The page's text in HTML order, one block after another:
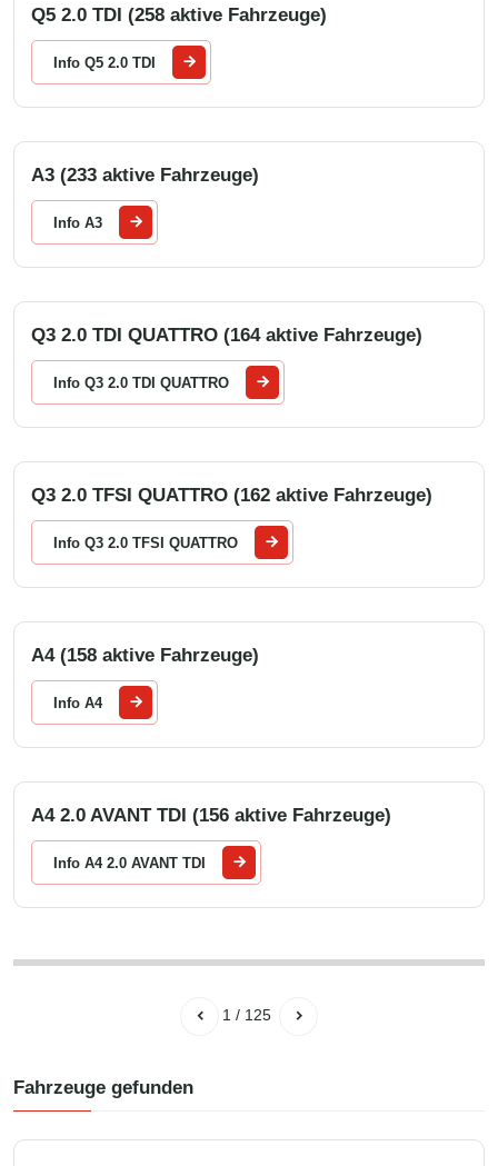
Q5 2.0 TDI (258 aktive Fahrzeuge)
Info Q5 2.0 TDI
A3 (233 aktive Fahrzeuge)
Info A3
Q3 2.0 TDI QUATTRO (164 aktive Fahrzeuge)
Info Q3 2.0 TDI QUATTRO
Q3 2.0 TFSI QUATTRO (162 aktive Fahrzeuge)
Info Q3 2.0 TFSI QUATTRO
A4 (158 aktive Fahrzeuge)
Info A4
A4 2.0 AVANT TDI (156 aktive Fahrzeuge)
Info A4 2.0 AVANT TDI
1 / 125
Fahrzeuge gefunden